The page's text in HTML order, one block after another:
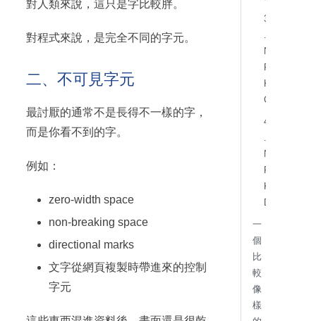
對人類來說，這只是字比較胖。
對程式來說，是完全不同的字元。
二、不可見字元
最討厭的通常不是長得不一樣的字，
而是你看不到的字。
例如：
zero-width space
non-breaking space
directional marks
文字從網頁複製時帶進來的控制
字元
3
.
N
F
K
C
4
.
N
F
K
D
一
個
比
較
像
樣